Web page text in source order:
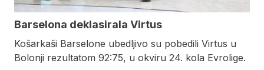
Barselona deklasirala Virtus
Košarkaši Barselone ubedljivo su pobedili Virtus u
Bolonji rezultatom 92:75, u okviru 24. kola Evrolige.